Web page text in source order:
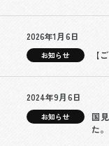
2026年1月6日
お知らせ 【
2024年9月6日
お知らせ
国
た。